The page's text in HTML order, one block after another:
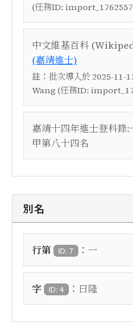
(任務ID:
中文維基百科
(嘉靖進士)
註： 批次導入於 2025-11-
Wang (任務ID:
嘉靖十四年進士登科錄:
甲第八十四名
別名
行第 ID: 7 ： 一
字 ID: 4 ： 曰隆